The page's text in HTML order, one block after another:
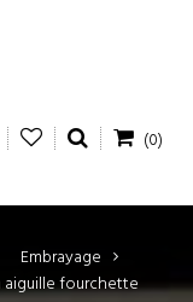
(0)
Embrayage
aiguille fourchette